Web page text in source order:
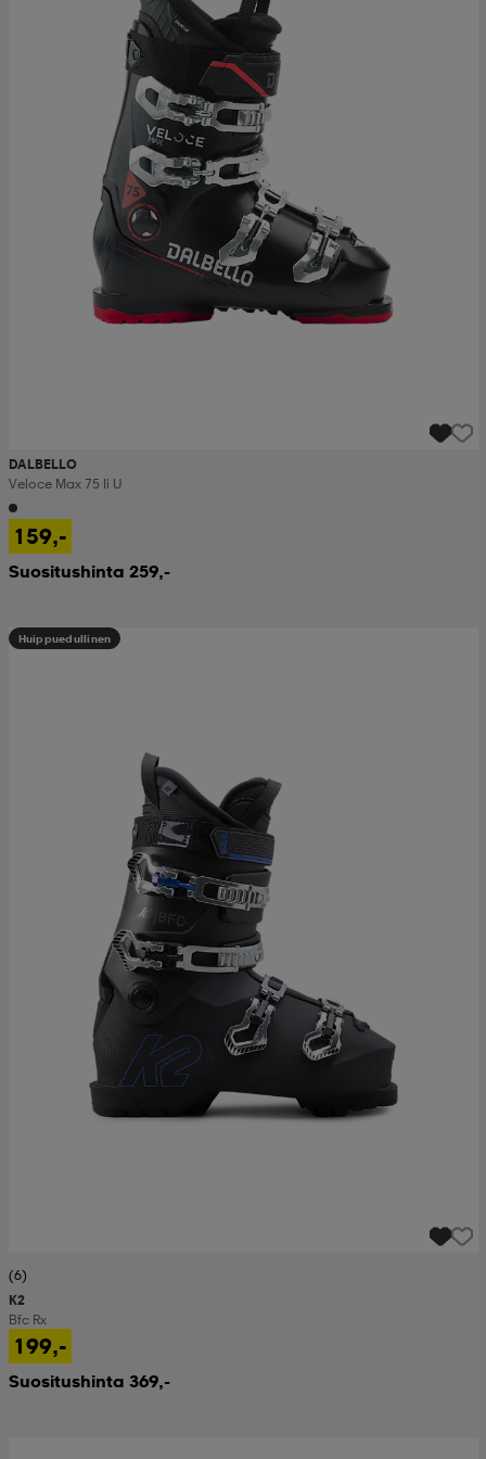
DALBELLO
Veloce Max 75 Ii U
159,-
Suositushinta 259,-
Huippuedullinen
(6)
K2
Bfc Rx
199,-
Suositushinta 369,-